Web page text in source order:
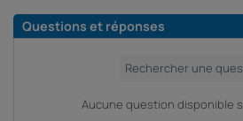
Questions et réponses
Aucune question disponible